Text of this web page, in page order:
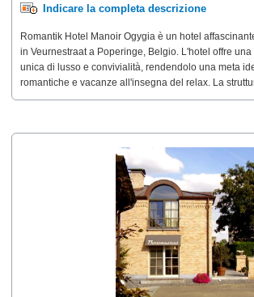
Indicare la completa descrizione
Romantik Hotel Manoir Ogygia è un hotel
in Veurnestraat a Poperinge, Belgio. L'hotel offre
unica di lusso e convivialità, rendendolo una meta
romantiche e vacanze all'insegna del relax. La